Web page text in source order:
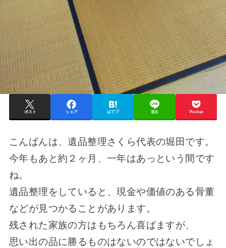
ポスト シェア はてブ 送る Pocket
こんばんは、遺品整理さくら代表の堀田です。
今年もあと約２ヶ月、一年はあっという間です
ね。
遺品整理をしていると、現金や価値のある骨董
などが見つかることがあります。
残された家族の方はもちろん喜ばますが、
思い出の品に勝るものはないのではないでしょ